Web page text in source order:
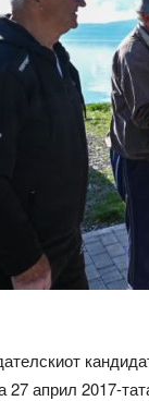
27 април 2017-